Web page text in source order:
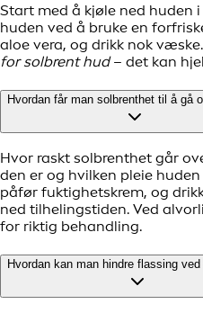
Start med å kjøle ned huden
huden ved å bruke en
aloe vera, og drikk nok
for solbrent hud– det kan
Hvordan får man solbrenthet til å gå
Hvor raskt solbrenthet går
den er og hvilken pleie
påfør fuktighetskrem, og
ned tilhelingstiden. Ved
for riktig behandling.
Hvordan kan man hindre flassing